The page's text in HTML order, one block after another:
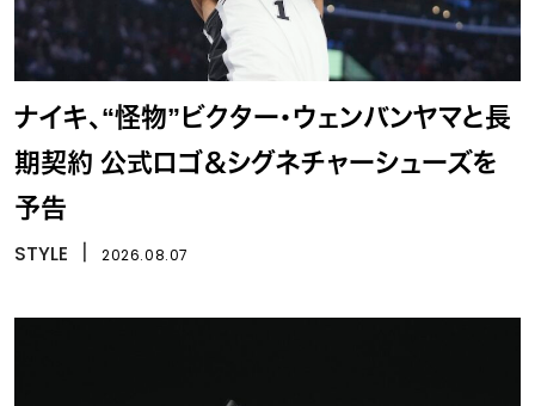
ナイキ、“怪物”ビクター・ウェンバンヤマと長
期契約 公式ロゴ＆シグネチャーシューズを
予告
STYLE 2026.08.07